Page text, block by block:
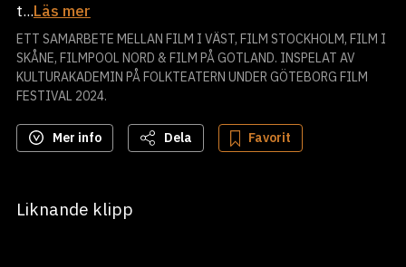
t...Läs mer
ETT SAMARBETE MELLAN FILM I VÄST, FILM STOCKHOLM, FILM I
SKÅNE, FILMPOOL NORD & FILM PÅ GOTLAND. INSPELAT AV
KULTURAKADEMIN PÅ FOLKTEATERN UNDER GÖTEBORG FILM
FESTIVAL 2024.
Mer info Dela Favorit
Liknande klipp